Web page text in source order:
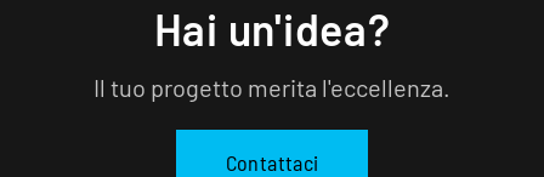
Hai un'idea?
Il tuo progetto merita l'eccellenza.
Contattaci